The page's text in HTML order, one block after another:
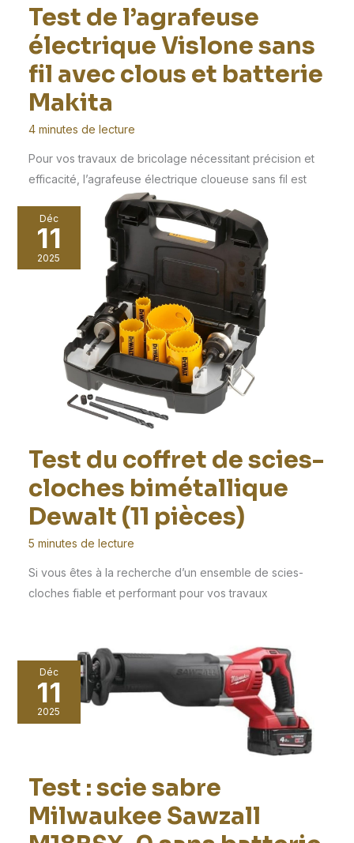
Test de l’agrafeuse
électrique Vislone sans
fil avec clous et batterie
Makita
4 minutes de lecture
Pour vos travaux de bricolage nécessitant précision et
efficacité, l’agrafeuse électrique cloueuse sans fil est
Déc
11
2025
Test du coffret de scies-
cloches bimétallique
Dewalt (11 pièces)
5 minutes de lecture
Si vous êtes à la recherche d’un ensemble de scies-
cloches fiable et performant pour vos travaux
Déc
11
2025
Test : scie sabre
Milwaukee Sawzall